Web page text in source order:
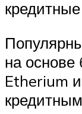
на основе
Etherium